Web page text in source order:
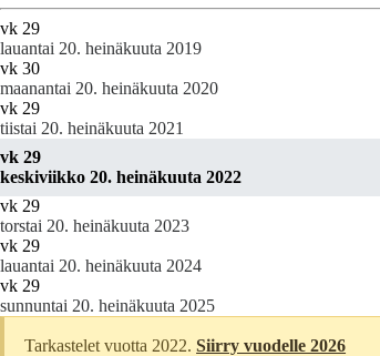
vk 29
lauantai 20. heinäkuuta 2019
vk 30
maanantai 20. heinäkuuta 2020
vk 29
tiistai 20. heinäkuuta 2021
vk 29
keskiviikko 20. heinäkuuta 2022
vk 29
torstai 20. heinäkuuta 2023
vk 29
lauantai 20. heinäkuuta 2024
vk 29
sunnuntai 20. heinäkuuta 2025
Tarkastelet vuotta 2022.Siirry vuodelle 2026